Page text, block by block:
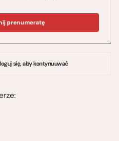
prenumeratę
się, aby kontynuuwać